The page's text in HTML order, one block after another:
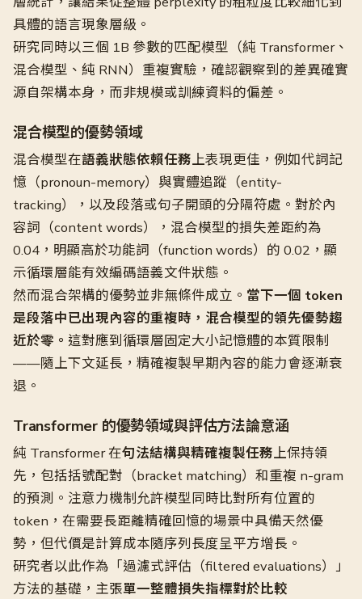
具體的語言現象層級。
研究同時以三個 1B 參數的匹配模型（純 Transformer、
混合模型、純 RNN）重複實驗，確認觀察到的差異確實
源自架構本身，而非規模或訓練資料的偏差。
混合模型的優勢領域
混合模型在語義狀態依賴任務上表現更佳，例如代詞記
憶（pronoun-memory）與實體追蹤（entity-
tracking），以及段落或句子開頭的分隔符處。對於內
容詞（content words），混合模型的損失差距約為
0.04，明顯高於功能詞（function words）的 0.02，顯
示循環層能有效編碼語義文件狀態。
然而混合架構的優勢並非無條件成立。 當下一個 token
是段落中已出現內容的重複時，混合模型的領先優勢趨
近於零。 這對應到循環層固定大小記憶體的本質限制
——隨上下文延長，精確複製早期內容的能力會逐漸衰
退。
Transformer 的優勢領域與評估方法論意涵
純 Transformer 在句法結構與精確複製任務上保持領
先，包括括號配對（bracket matching）和重複 n-gram
的預測。注意力機制允許模型同時比對所有位置的
token，在需要長距離精確回憶的場景中具備天然優
勢，但代價是計算成本隨序列長度呈平方增長。
研究者以此作為「過濾式評估（filtered evaluations）」
方法的基礎，主張單一整體損失指標對於比較